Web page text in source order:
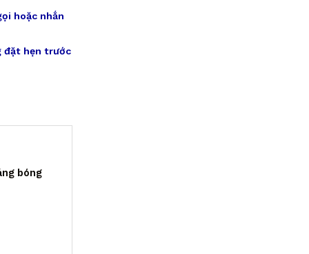
hoặc nhắn
đặt hẹn trước
bóng